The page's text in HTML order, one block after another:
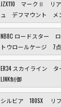
JZX110 マークⅡ リ
ュ デフマウント メ
NB8C ロードスター
トウロールケージ 7
ER34 スカイライン
LINK制御
シルビア 180SX リ